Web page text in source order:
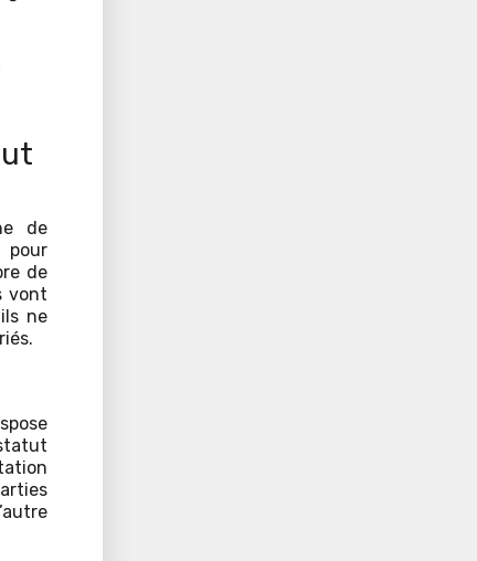
de
pour
de
vont
ne